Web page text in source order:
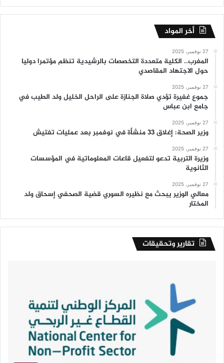
أخر المواد
27 نوفمبر، 2025
المغرب.. الكلية متعددة التخصصات بالرشيدية تنظم مؤتمرا دوليا
حول الاجتهاد المقاصدي
27 نوفمبر، 2025
جموع غفيرة تؤدي صلاة الجنازة على الراحل الخليل ولد الطيب في
جامع ابن عباس
27 نوفمبر، 2025
وزير الصحة: إغلاق 33 منشأة في نوفمبر بعد عمليات تفتيش
27 نوفمبر، 2025
وزيرة التربية تدعو لتفعيل قاعات المعلوماتية في المؤسسات
الثانوية
27 نوفمبر، 2025
معالي الوزير يبحث مع نظيره السوري قضية الصحفي إسحاق ولد
المختار
تقارير وتحقيقات